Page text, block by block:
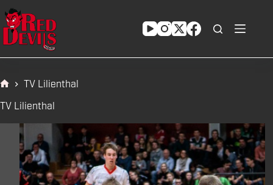
Zum
Inhalt
springen
TV Lilienthal
TV Lilienthal